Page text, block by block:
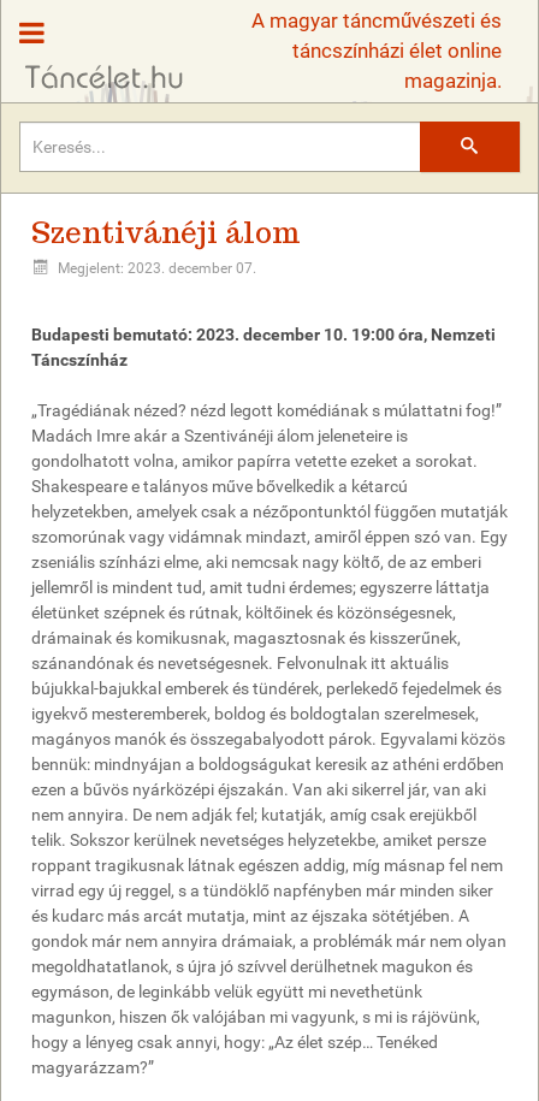
A magyar táncművészeti és
táncszínházi élet online
magazinja.
Szentivánéji álom
Megjelent: 2023. december 07.
Budapesti bemutató: 2023. december 10. 19:00 óra, Nemzeti
Táncszínház
„Tragédiának nézed? nézd legott komédiának s múlattatni fog!”
Madách Imre akár a Szentivánéji álom jeleneteire is
gondolhatott volna, amikor papírra vetette ezeket a sorokat.
Shakespeare e talányos műve bővelkedik a kétarcú
helyzetekben, amelyek csak a nézőpontunktól függően mutatják
szomorúnak vagy vidámnak mindazt, amiről éppen szó van. Egy
zseniális színházi elme, aki nemcsak nagy költő, de az emberi
jellemről is mindent tud, amit tudni érdemes; egyszerre láttatja
életünket szépnek és rútnak, költőinek és közönségesnek,
drámainak és komikusnak, magasztosnak és kisszerűnek,
szánandónak és nevetségesnek. Felvonulnak itt aktuális
bújukkal-bajukkal emberek és tündérek, perlekedő fejedelmek és
igyekvő mesteremberek, boldog és boldogtalan szerelmesek,
magányos manók és összegabalyodott párok. Egyvalami közös
bennük: mindnyájan a boldogságukat keresik az athéni erdőben
ezen a bűvös nyárközépi éjszakán. Van aki sikerrel jár, van aki
nem annyira. De nem adják fel; kutatják, amíg csak erejükből
telik. Sokszor kerülnek nevetséges helyzetekbe, amiket persze
roppant tragikusnak látnak egészen addig, míg másnap fel nem
virrad egy új reggel, s a tündöklő napfényben már minden siker
és kudarc más arcát mutatja, mint az éjszaka sötétjében. A
gondok már nem annyira drámaiak, a problémák már nem olyan
megoldhatatlanok, s újra jó szívvel derülhetnek magukon és
egymáson, de leginkább velük együtt mi nevethetünk
magunkon, hiszen ők valójában mi vagyunk, s mi is rájövünk,
hogy a lényeg csak annyi, hogy: „Az élet szép… Tenéked
magyarázzam?”